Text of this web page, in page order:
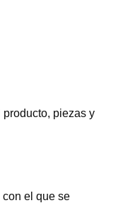
piezas y
el que se